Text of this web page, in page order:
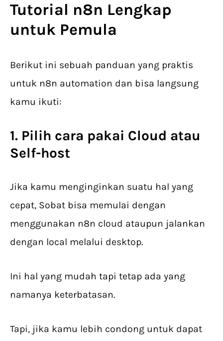
Tutorial n8n Lengkap
untuk Pemula
Berikut ini sebuah panduan yang praktis
untuk n8n automation dan bisa langsung
kamu ikuti:
1. Pilih cara pakai Cloud atau
Self-host
Jika kamu menginginkan suatu hal yang
cepat, Sobat bisa memulai dengan
menggunakan n8n cloud ataupun jalankan
dengan local melalui desktop.
Ini hal yang mudah tapi tetap ada yang
namanya keterbatasan.
Tapi, jika kamu lebih condong untuk dapat